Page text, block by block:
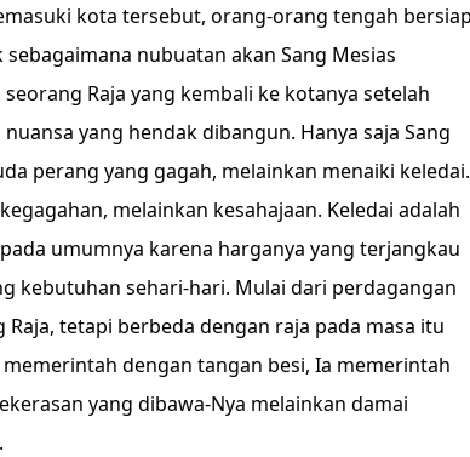
kota tersebut, orang-orang tengah bersiap
nubuatan akan Sang Mesias
Raja yang kembali ke kotanya setelah
yang hendak dibangun. Hanya saja Sang
perang yang gagah, melainkan menaiki keledai.
melainkan kesahajaan. Keledai adalah
umumnya karena harganya yang terjangkau
kebutuhan sehari-hari. Mulai dari perdagangan
Raja, tetapi berbeda dengan raja pada masa itu
dengan tangan besi, Ia memerintah
yang dibawa-Nya melainkan damai